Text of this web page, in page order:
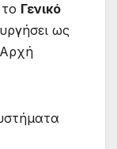
Γενικό
ως
Αρχή